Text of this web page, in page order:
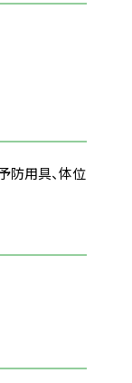
防用具、体位